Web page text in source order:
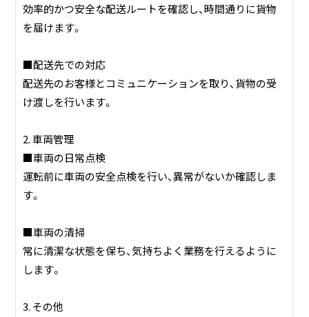
効率的かつ安全な配送ルートを確認し、時間通りに貨物
を届けます。
■配送先での対応
配送先のお客様とコミュニケーションを取り、貨物の受
け渡しを行います。
2. 車両管理
■車両の日常点検
運転前に車両の安全点検を行い、異常がないか確認しま
す。
■車両の清掃
常に清潔な状態を保ち、気持ちよく業務を行えるように
します。
3. その他